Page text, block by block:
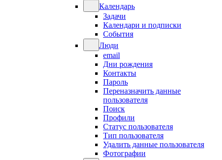
Календарь
Задачи
Календари и подписки
События
Люди
email
Дни рождения
Контакты
Пароль
Переназначить данные
пользователя
Поиск
Профили
Статус пользователя
Тип пользователя
Удалить данные пользователя
Фотографии